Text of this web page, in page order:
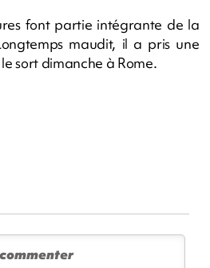
font partie intégrante de la
maudit, il a pris une
sort dimanche à Rome.